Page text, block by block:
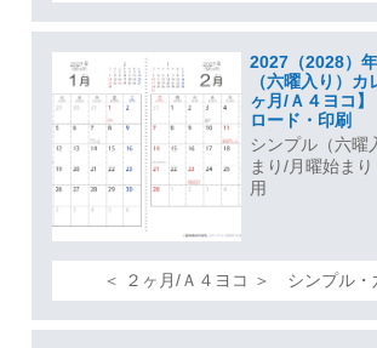
2027（2028）
（六曜入り）
ヶ月/Ａ４ヨコ
ロード・印刷
シンプル（六曜
まり/月曜始ま
用
＜ ２ヶ月/Ａ４ヨコ ＞ シンプル・